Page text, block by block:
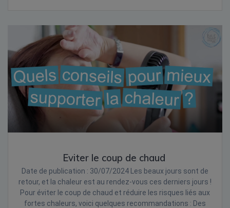
Eviter le coup de chaud
Date de publication : 30/07/2024 Les beaux jours sont de
retour, et la chaleur est au rendez-vous ces derniers jours !
Pour éviter le coup de chaud et réduire les risques liés aux
fortes chaleurs, voici quelques recommandations : Des